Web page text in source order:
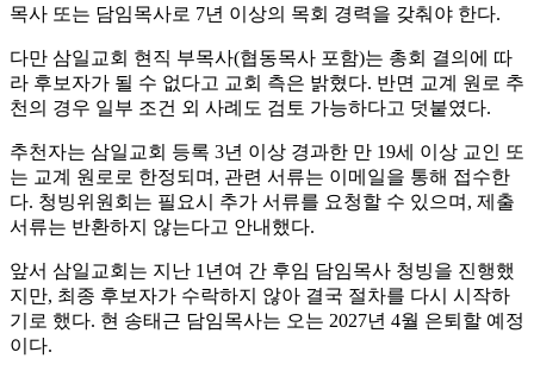
목사 또는 담임목사로 7년 이상의 목회 경력을 갖춰야 한다.
다만 삼일교회 현직 부목사(협동목사 포함)는 총회 결의에 따
라 후보자가 될 수 없다고 교회 측은 밝혔다. 반면 교계 원로 추
천의 경우 일부 조건 외 사례도 검토 가능하다고 덧붙였다.
추천자는 삼일교회 등록 3년 이상 경과한 만 19세 이상 교인 또
는 교계 원로로 한정되며, 관련 서류는 이메일을 통해 접수한
다. 청빙위원회는 필요시 추가 서류를 요청할 수 있으며, 제출
서류는 반환하지 않는다고 안내했다.
앞서 삼일교회는 지난 1년여 간 후임 담임목사 청빙을 진행했
지만, 최종 후보자가 수락하지 않아 결국 절차를 다시 시작하
기로 했다. 현 송태근 담임목사는 오는 2027년 4월 은퇴할 예정
이다.